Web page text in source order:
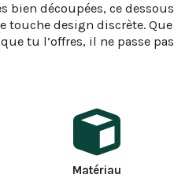
bien découpées, ce dessous
touche design discrète. Que
tu l’offres, il ne passe pas
Matériau